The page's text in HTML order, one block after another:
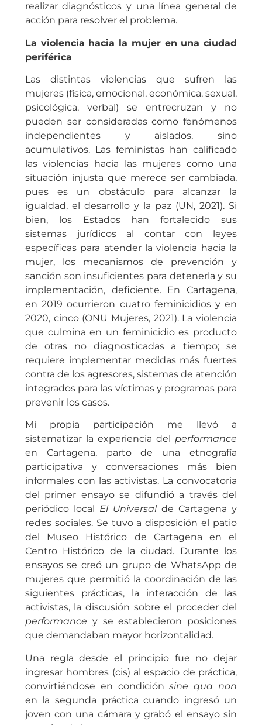
realizar diagnósticos y una línea general de
acción para resolver el problema.
La violencia hacia la mujer en una ciudad
periférica
Las distintas violencias que sufren las
mujeres (física, emocional, económica, sexual,
psicológica, verbal) se entrecruzan y no
pueden ser consideradas como fenómenos
independientes y aislados, sino
acumulativos. Las feministas han calificado
las violencias hacia las mujeres como una
situación injusta que merece ser cambiada,
pues es un obstáculo para alcanzar la
igualdad, el desarrollo y la paz (UN, 2021). Si
bien, los Estados han fortalecido sus
sistemas jurídicos al contar con leyes
específicas para atender la violencia hacia la
mujer, los mecanismos de prevención y
sanción son insuficientes para detenerla y su
implementación, deficiente. En Cartagena,
en 2019 ocurrieron cuatro feminicidios y en
2020, cinco (ONU Mujeres, 2021). La violencia
que culmina en un feminicidio es producto
de otras no diagnosticadas a tiempo; se
requiere implementar medidas más fuertes
contra de los agresores, sistemas de atención
integrados para las víctimas y programas para
prevenir los casos.
Mi propia participación me llevó a
sistematizar la experiencia delperformance
en Cartagena, parto de una etnografía
participativa y conversaciones más bien
informales con las activistas. La convocatoria
del primer ensayo se difundió a través del
periódico local El Universalde Cartagena y
redes sociales. Se tuvo a disposición el patio
del Museo Histórico de Cartagena en el
Centro Histórico de la ciudad. Durante los
ensayos se creó un grupo de WhatsApp de
mujeres que permitió la coordinación de las
siguientes prácticas, la interacción de las
activistas, la discusión sobre el proceder del
performance y se establecieron posiciones
que demandaban mayor horizontalidad.
Una regla desde el principio fue no dejar
ingresar hombres (cis) al espacio de práctica,
convirtiéndose en condiciónsine qua non
en la segunda práctica cuando ingresó un
joven con una cámara y grabó el ensayo sin